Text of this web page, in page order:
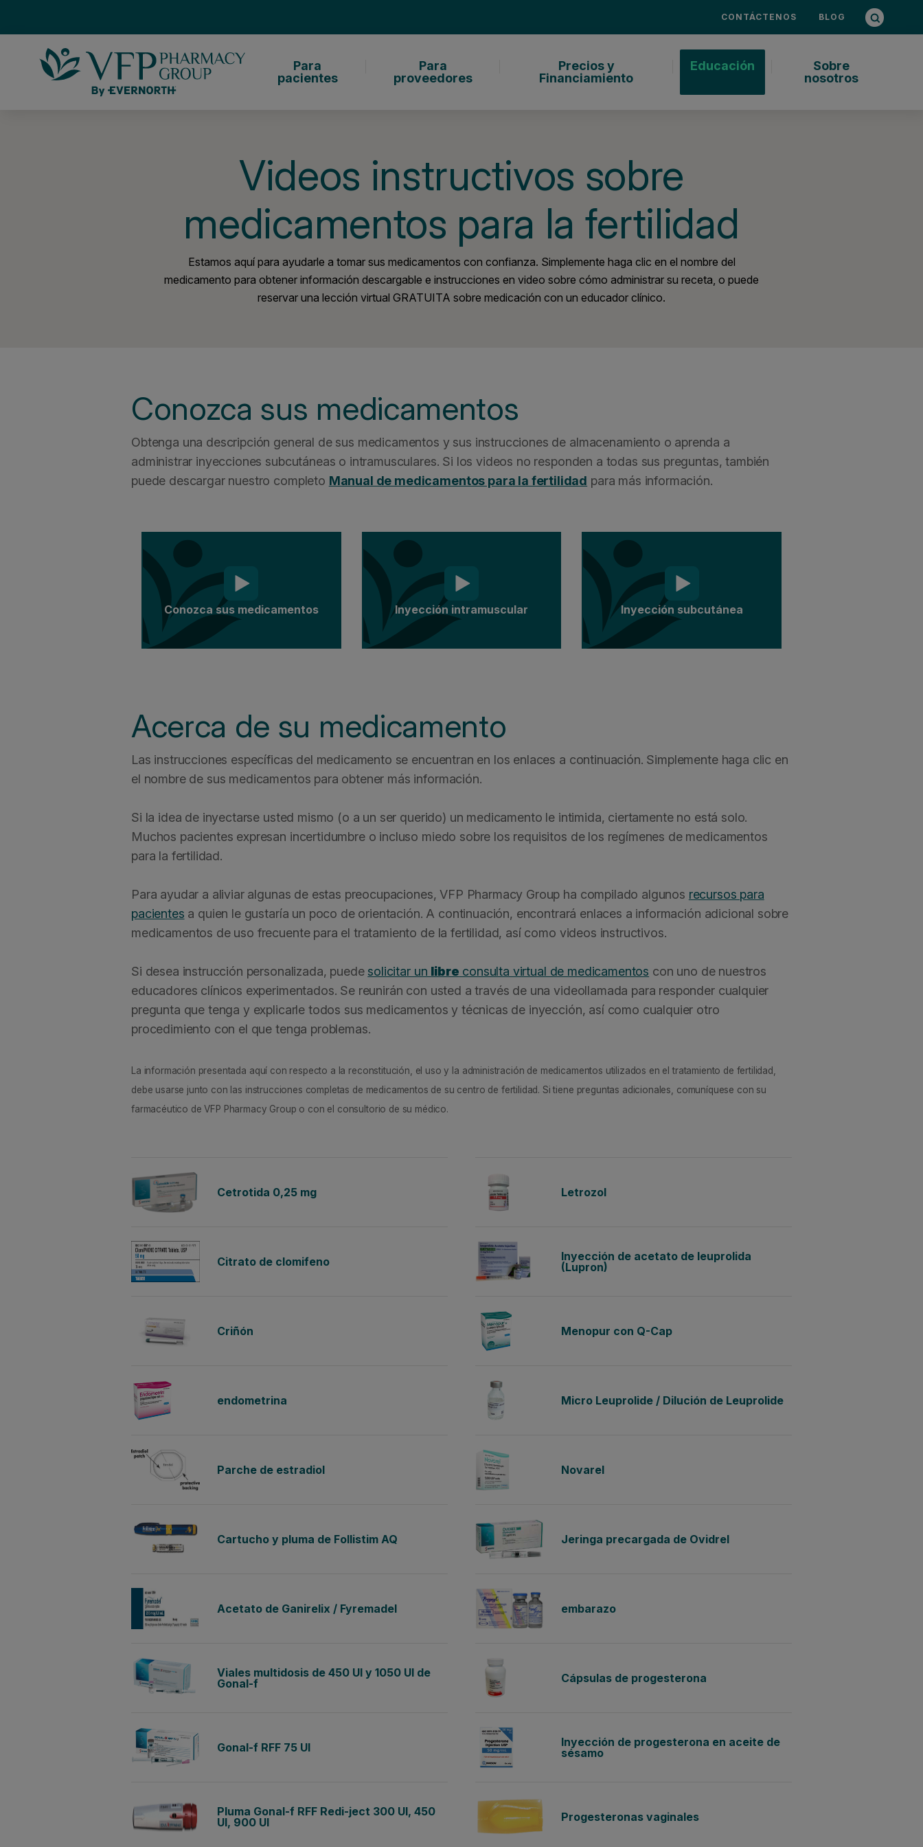
CONTÁCTENOS BLOG Consulta
Abrir
Para
pacientes
Para
proveedores
Precios y
Financiamiento
Educación
Sobre
nosotros
Videos instructivos sobre
medicamentos para la fertilidad
Estamos aquí para ayudarle a tomar sus medicamentos con confianza. Simplemente haga clic en el nombre del
medicamento para obtener información descargable e instrucciones en video sobre cómo administrar su receta, o puede
reservar una lección virtual GRATUITA sobre medicación con un educador clínico.
Conozca sus medicamentos
Obtenga una descripción general de sus medicamentos y sus instrucciones de almacenamiento o aprenda a
administrar inyecciones subcutáneas o intramusculares. Si los videos no responden a todas sus preguntas, también
puede descargar nuestro completo Manual de medicamentos para la fertilidad para más información.
Conozca sus medicamentos Inyección intramuscular Inyección subcutánea
Acerca de su medicamento
Las instrucciones específicas del medicamento se encuentran en los enlaces a continuación. Simplemente haga clic en
el nombre de sus medicamentos para obtener más información.
Si la idea de inyectarse usted mismo (o a un ser querido) un medicamento le intimida, ciertamente no está solo.
Muchos pacientes expresan incertidumbre o incluso miedo sobre los requisitos de los regímenes de medicamentos
para la fertilidad.
Para ayudar a aliviar algunas de estas preocupaciones, VFP Pharmacy Group ha compilado algunos recursos para
pacientes a quien le gustaría un poco de orientación. A continuación, encontrará enlaces a información adicional sobre
medicamentos de uso frecuente para el tratamiento de la fertilidad, así como videos instructivos.
Si desea instrucción personalizada, puede solicitar un libre consulta virtual de medicamentos con uno de nuestros
educadores clínicos experimentados. Se reunirán con usted a través de una videollamada para responder cualquier
pregunta que tenga y explicarle todos sus medicamentos y técnicas de inyección, así como cualquier otro
procedimiento con el que tenga problemas.
La información presentada aquí con respecto a la reconstitución, el uso y la administración de medicamentos utilizados en el tratamiento de fertilidad,
debe usarse junto con las instrucciones completas de medicamentos de su centro de fertilidad. Si tiene preguntas adicionales, comuníquese con su
farmacéutico de VFP Pharmacy Group o con el consultorio de su médico.
Cetrotida 0,25 mg
Citrato de clomifeno
Criñón
endometrina
Parche de estradiol
Cartucho y pluma de Follistim AQ
Acetato de Ganirelix / Fyremadel
Viales multidosis de 450 UI y 1050 UI de
Gonal-f
Gonal-f RFF 75 UI
Pluma Gonal-f RFF Redi-ject 300 UI, 450
UI, 900 UI
Letrozol
Inyección de acetato de leuprolida
(Lupron)
Menopur con Q-Cap
Micro Leuprolide / Dilución de Leuprolide
Novarel
Jeringa precargada de Ovidrel
embarazo
Cápsulas de progesterona
Inyección de progesterona en aceite de
sésamo
Progesteronas vaginales